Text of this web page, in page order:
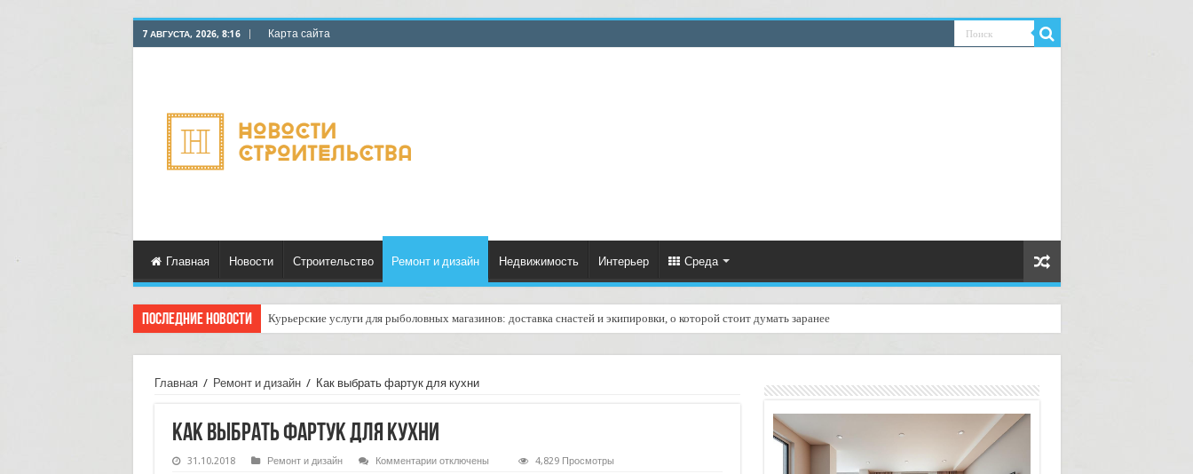
7 АВГУСТА, 2026, 8:16 Карта сайта
Главная Новости Строительство Ремонт и дизайн Недвижимость Интерьер Среда
Последние новости Курьерские услуги для рыболовных магазинов: доставка снастей и экипировки, о которой стоит думать заранее
Главная / Ремонт и дизайн / Как выбрать фартук для кухни
Как выбрать фартук для кухни
31.10.2018 Ремонт и дизайн Комментариикотключены 4,829 Просмотры